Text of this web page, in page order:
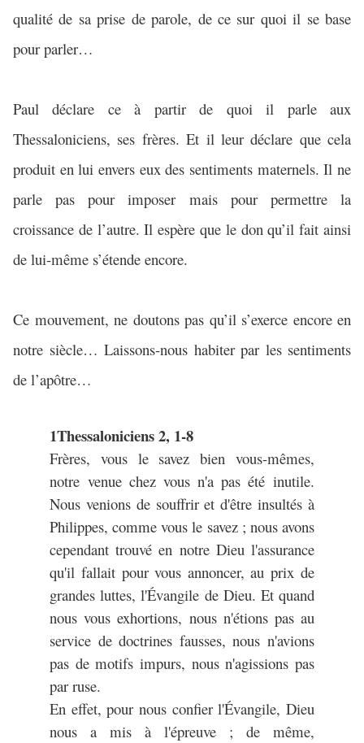
qualité de sa prise de parole, de ce sur quoi il se base
pour parler…
Paul déclare ce à partir de quoi il parle aux
Thessaloniciens, ses frères. Et il leur déclare que cela
produit en lui envers eux des sentiments maternels. Il ne
parle pas pour imposer mais pour permettre la
croissance de l’autre. Il espère que le don qu’il fait ainsi
de lui-même s’étende encore.
Ce mouvement, ne doutons pas qu’il s’exerce encore en
notre siècle… Laissons-nous habiter par les sentiments
de l’apôtre…
1Thessaloniciens 2, 1-8
Frères, vous le savez bien vous-mêmes,
notre venue chez vous n'a pas été inutile.
Nous venions de souffrir et d'être insultés à
Philippes, comme vous le savez ; nous avons
cependant trouvé en notre Dieu l'assurance
qu'il fallait pour vous annoncer, au prix de
grandes luttes, l'Évangile de Dieu. Et quand
nous vous exhortions, nous n'étions pas au
service de doctrines fausses, nous n'avions
pas de motifs impurs, nous n'agissions pas
par ruse.
En effet, pour nous confier l'Évangile, Dieu
nous a mis à l'épreuve ; de même,